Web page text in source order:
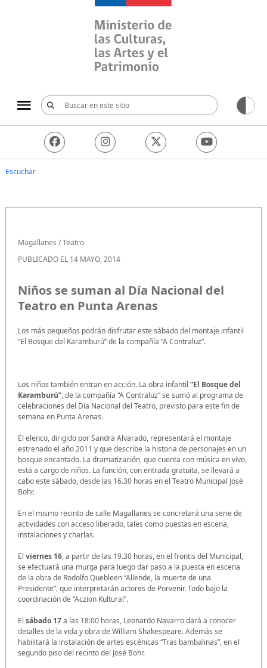
Ministerio de las
Escuchar
Magallanes /Teatro
PUBLICADO EL 14 MAYO, 2014
Niños se suman al Día Nacional del
Teatro en Punta Arenas
Los más pequeños podrán disfrutar este sábado del montaje infantil
“El Bosque del Karamburú” de la compañía “A Contraluz”.
Los niños también entran en acción. La obra infantil “El Bosque del
Karamburú”, de la compañía “A Contraluz” se sumó al programa de
celebraciones del Día Nacional del Teatro, previsto para este fin de
semana en Punta Arenas.
El elenco, dirigido por Sandra Alvarado, representará el montaje
estrenado el año 2011 y que describe la historia de personajes en un
bosque encantado. La dramatización, que cuenta con música en vivo,
está a cargo de niños. La función, con entrada gratuita, se llevará a
cabo este sábado, desde las 16.30 horas en el Teatro Municipal José
Bohr.
En el mismo recinto de calle Magallanes se concretará una serie de
actividades con acceso liberado, tales como puestas en escena,
instalaciones y charlas.
El viernes 16, a partir de las 19.30 horas, en el frontis del Municipal,
se efectuará una murga para luego dar paso a la puesta en escena
de la obra de Rodolfo Quebleen “Allende, la muerte de una
Presidente”, que interpretarán actores de Porvenir. Todo bajo la
coordinación de “Aczion Kultural”.
El sábado 17a las 18:00 horas, Leonardo Navarro dará a conocer
detalles de la vida y obra de William Shakespeare. Además se
habilitará la instalación de artes escénicas “Tras bambalinas”, en el
segundo piso del recinto del José Bohr.